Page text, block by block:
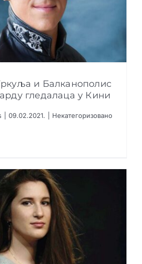
и Балканополис
гледалаца у Кини
09.02.2021. Некатегоризовано